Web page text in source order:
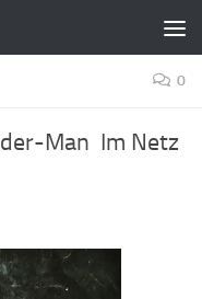
0
Man Im Netz